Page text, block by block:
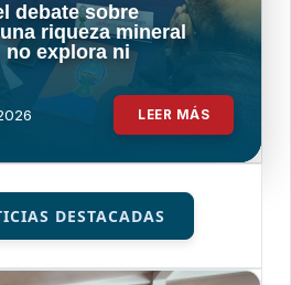
debate sobre
riqueza mineral
no explora ni
LEER MÁS
DESTACADAS